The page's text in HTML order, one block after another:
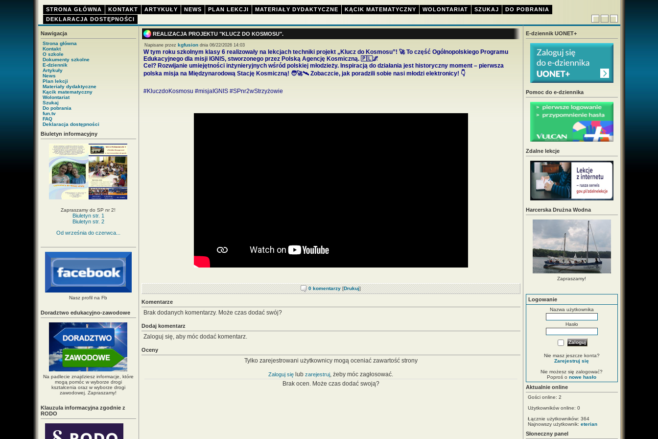
STRONA GŁÓWNA KONTAKT ARTYKUŁY NEWS PLAN LEKCJI MATERIAŁY DYDAKTYCZNE KĄCIK MATEMATYCZNY WOLONTARIAT SZUKAJ
DO POBRANIA
DEKLARACJA DOSTĘPNOŚCI
Nawigacja
Strona główna
Kontakt
O szkole
Dokumenty szkolne
E-dziennik
Artykuły
News
Plan lekcji
Materiały dydaktyczne
Kącik matematyczny
Wolontariat
Szukaj
Do pobrania
fun.tv
FAQ
Deklaracja dostępności
Biuletyn informacyjny
Zapraszamy do SP nr 2!
Biuletyn str. 1
Biuletyn str. 2
Od września do czerwca...
Nasz profil na Fb
Doradztwo edukacyjno-zawodowe
Na padlecie znajdziesz informacje, które
mogą pomóc w wyborze drogi
kształcenia oraz w wyborze drogi
zawodowej. Zapraszamy!
Klauzula informacyjna zgodnie z
RODO
REALIZACJA PROJEKTU "KLUCZ DO KOSMOSU".
Napisane przez kgfusiondnia 06/22/2026 14:03
W tym roku szkolnym klasy 6 realizowały na lekcjach techniki projekt „Klucz do Kosmosu”! 🚀 To część Ogólnopolskiego Programu
Edukacyjnego dla misji IGNIS, stworzonego przez Polską Agencję Kosmiczną. 🇵🇱🌌
Cel? Rozwijanie umiejętności inżynieryjnych wśród polskiej młodzieży. Inspiracją do działania jest historyczny moment – pierwsza
polska misja na Międzynarodową Stację Kosmiczną! 🧑‍🚀🛰️ Zobaczcie, jak poradzili sobie nasi młodzi elektronicy! 👇
#KluczdoKosmosu #misjaIGNIS #SPnr2wStrzyżowie
0 komentarzy[Drukuj]
Komentarze
Brak dodanych komentarzy. Może czas dodać swój?
Dodaj komentarz
Zaloguj się, aby móc dodać komentarz.
Oceny
Tylko zarejestrowani użytkownicy mogą oceniać zawartość strony
Zaloguj się lub zarejestruj, żeby móc zagłosować.
Brak ocen. Może czas dodać swoją?
E-dziennik UONET+
Pomoc do e-dziennika
Zdalne lekcje
Harcerska Drużna Wodna
Zapraszamy!
Logowanie
Nazwa użytkownika
Hasło
Nie masz jeszcze konta?
Zarejestruj się
Nie możesz się zalogować?
Poproś o nowe hasło
Aktualnie online
Gości online: 2
Użytkowników online: 0
Łącznie użytkowników: 364
Najnowszy użytkownik: eterian
Słoneczny panel